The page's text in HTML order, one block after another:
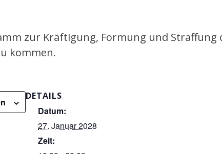
zur Kräftigung, Formung und Straffung
kommen.
DETAILS
Datum:
27. Januar 2028
Zeit: